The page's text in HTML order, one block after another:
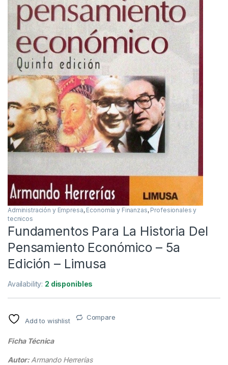
Administración y Empresa, Economía y Finanzas, Profesionales y
tecnicos
Fundamentos Para La Historia Del
Pensamiento Económico – 5a
Edición – Limusa
Availability: 2 disponibles
Add to wishlist Compare
Ficha Técnica
Autor: Armando Herrerías